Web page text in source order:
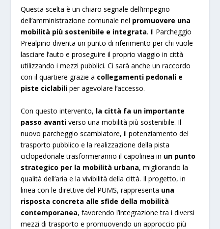
Questa scelta è un chiaro segnale dell’impegno
dell’amministrazione comunale nel promuovere una
mobilità più sostenibile e integrata. Il Parcheggio
Prealpino diventa un punto di riferimento per chi vuole
lasciare l’auto e proseguire il proprio viaggio in città
utilizzando i mezzi pubblici. Ci sarà anche un raccordo
con il quartiere grazie a collegamenti pedonali e
piste ciclabili per agevolare l’accesso.
Con questo intervento, la città fa un importante
passo avanti verso una mobilità più sostenibile. Il
nuovo parcheggio scambiatore, il potenziamento del
trasporto pubblico e la realizzazione della pista
ciclopedonale trasformeranno il capolinea in un punto
strategico per la mobilità urbana, migliorando la
qualità dell’aria e la vivibilità della città. Il progetto, in
linea con le direttive del PUMS, rappresenta una
risposta concreta alle sfide della mobilità
contemporanea, favorendo l’integrazione tra i diversi
mezzi di trasporto e promuovendo un approccio più